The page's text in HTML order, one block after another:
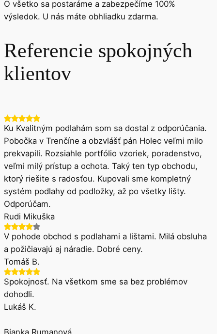
O všetko sa postaráme a zabezpečíme 100%
výsledok. U nás máte obhliadku zdarma.
Referencie spokojných
klientov
Ku Kvalitným podlahám som sa dostal z odporúčania.
Pobočka v Trenčíne a obzvlášť pán Holec veľmi milo
prekvapili. Rozsiahle portfólio vzoriek, poradenstvo,
veľmi milý prístup a ochota. Taký ten typ obchodu,
ktorý riešite s radosťou. Kupovali sme kompletný
systém podlahy od podložky, až po všetky lišty.
Odporúčam.
Rudi Mikuška
V pohode obchod s podlahami a lištami. Milá obsluha
a požičiavajú aj náradie. Dobré ceny.
Tomáš B.
Spokojnosť. Na všetkom sme sa bez problémov
dohodli.
Lukáš K.
Bianka Rumanová